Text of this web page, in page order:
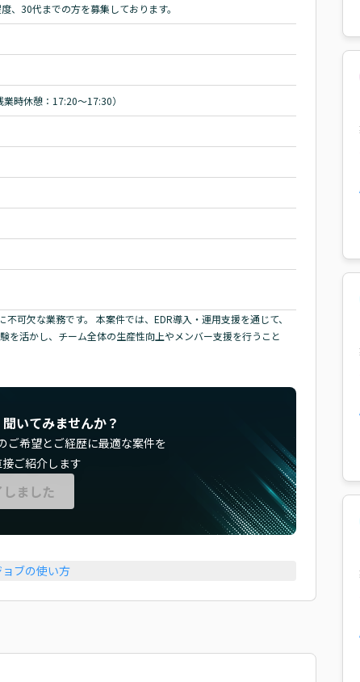
、30代までの方を募集しております。
時休憩：17:20～17:30）
可欠な業務です。 本案件では、EDR導入・運用支援を通じて、
を活かし、チーム全体の生産性向上やメンバー支援を行うこと
いてみませんか？
ご希望とご経歴に最適な案件を
ご紹介します
ました
ブの使い方